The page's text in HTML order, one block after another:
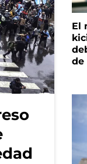
El
de